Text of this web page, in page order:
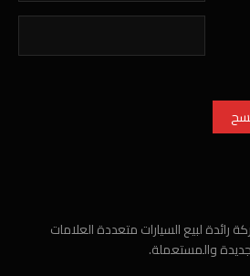
رائدة لبيع السيارات متعددة العلامات
والمستعملة.